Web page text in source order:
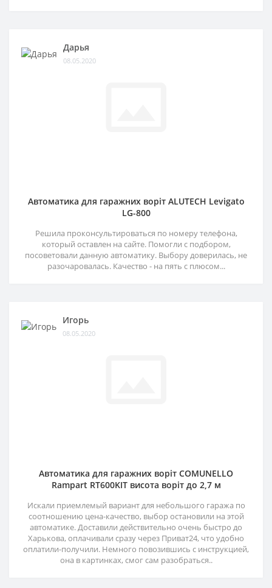
Дарья
08.05.2020
Автоматика для гаражних воріт ALUTECH Levigato
LG-800
Решила проконсультироваться по номеру телефона,
который оставлен на сайте. Помогли с подбором,
посоветовали данную автоматику. Выбору доверилась, не
разочаровалась. Качество - на пять с плюсом...
Игорь
08.05.2020
Автоматика для гаражних воріт COMUNELLO
Rampart RT600KIT висота воріт до 2,7 м
Искали приемлемый вариант для небольшого гаража по
соотношению цена-качество, выбор остановили на этой
автоматике. Доставили действительно очень быстро до
Харькова, оплачивали сразу через Приват24, что удобно
оплатили-получили. Немного повозившись с инструкцией,
она в картинках, смог сам разобраться..